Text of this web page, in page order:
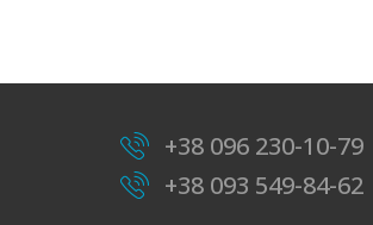
+38 096 230-10-79
+38 093 549-84-62